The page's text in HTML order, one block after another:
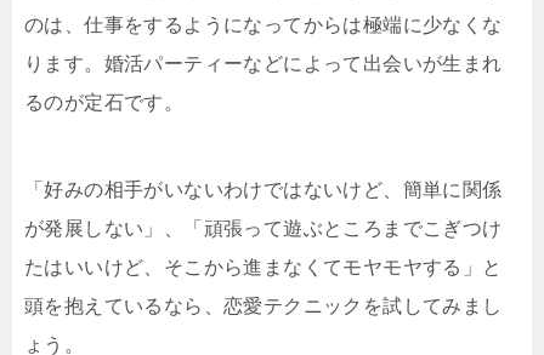
のは、仕事をするようになってからは極端に少なくな
ります。婚活パーティーなどによって出会いが生まれ
るのが定石です。
「好みの相手がいないわけではないけど、簡単に関係
が発展しない」、「頑張って遊ぶところまでこぎつけ
たはいいけど、そこから進まなくてモヤモヤする」と
頭を抱えているなら、恋愛テクニックを試してみまし
ょう。